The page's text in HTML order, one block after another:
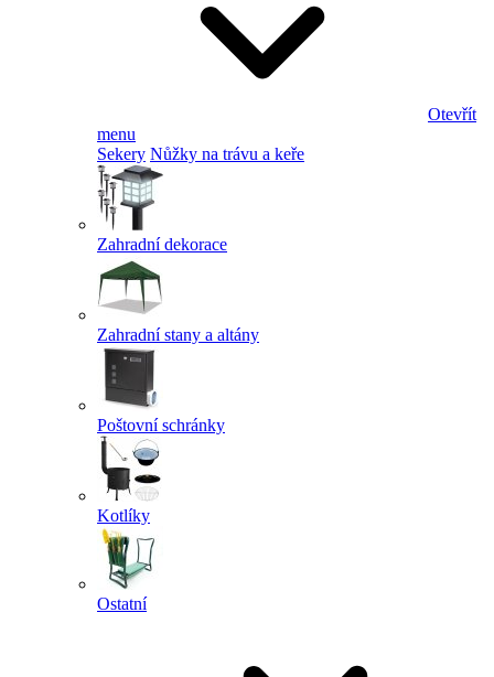
Otevřít
menu
Sekery Nůžky na trávu a keře
Zahradní dekorace
Zahradní stany a altány
Poštovní schránky
Kotlíky
Ostatní